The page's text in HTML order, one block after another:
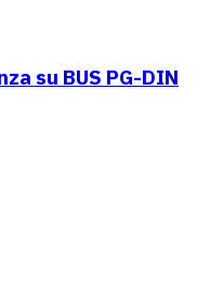
su BUS PG-DIN